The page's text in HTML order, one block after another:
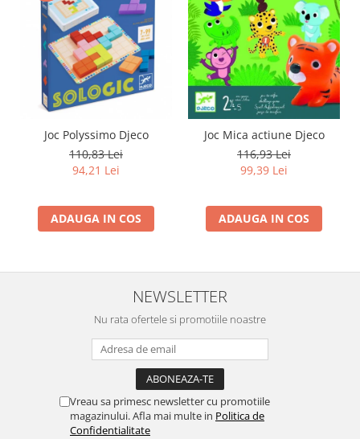
Joc Polyssimo Djeco
110,83 Lei
94,21 Lei
ADAUGA IN COS
Joc Mica actiune Djeco
116,93 Lei
99,39 Lei
ADAUGA IN COS
NEWSLETTER
Nu rata ofertele si promotiile noastre
Vreau sa primesc newsletter cu promotiile
magazinului. Afla mai multe in Politica de
Confidentialitate